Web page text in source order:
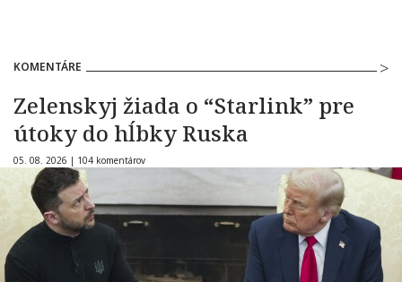
KOMENTÁRE
Zelenskyj žiada o “Starlink” pre
útoky do hĺbky Ruska
05. 08. 2026 | 104 komentárov